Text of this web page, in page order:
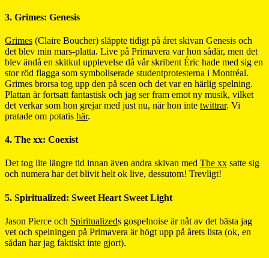
3. Grimes: Genesis
Grimes (Claire Boucher) släppte tidigt på året skivan Genesis och
det blev min mars-platta. Live på Primavera var hon sådär, men det
blev ändå en skitkul upplevelse då vår skribent Éric hade med sig en
stor röd flagga som symboliserade studentprotesterna i Montréal.
Grimes brorsa tog upp den på scen och det var en härlig spelning.
Plattan är fortsatt fantastisk och jag ser fram emot ny musik, vilket
det verkar som hon grejar med just nu, när hon inte twittrar. Vi
pratade om potatis här.
4. The xx: Coexist
Det tog lite längre tid innan även andra skivan med The xx satte sig
och numera har det blivit helt ok live, dessutom! Trevligt!
5. Spiritualized: Sweet Heart Sweet Light
Jason Pierce och Spiritualizeds gospelnoise är nåt av det bästa jag
vet och spelningen på Primavera är högt upp på årets lista (ok, en
sådan har jag faktiskt inte gjort).